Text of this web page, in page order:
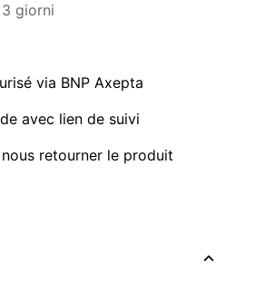
giorni
via BNP Axepta
avec lien de suivi
retourner le produit